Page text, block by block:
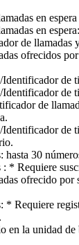
en espera
en
de llamadas
ofrecidos
de
de
de
de
hasta 30
: * Requiere
ofrecido por
* Requiere
en la unidad de